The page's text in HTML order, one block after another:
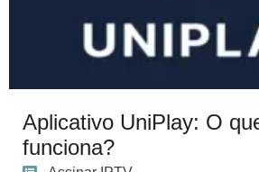
Aplicativo UniPlay: O
funciona?